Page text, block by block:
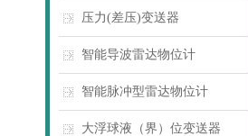
压力(差压)变送器
智能导波雷达物位计
智能脉冲型雷达物位计
大浮球液（界）位变送器